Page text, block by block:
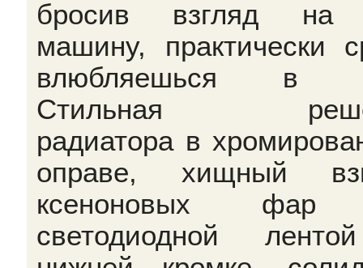
бросив взгляд на
машину, практически
влюбляешься в
Стильная
радиатора в
оправе, хищный
ксеноновых
светодиодной